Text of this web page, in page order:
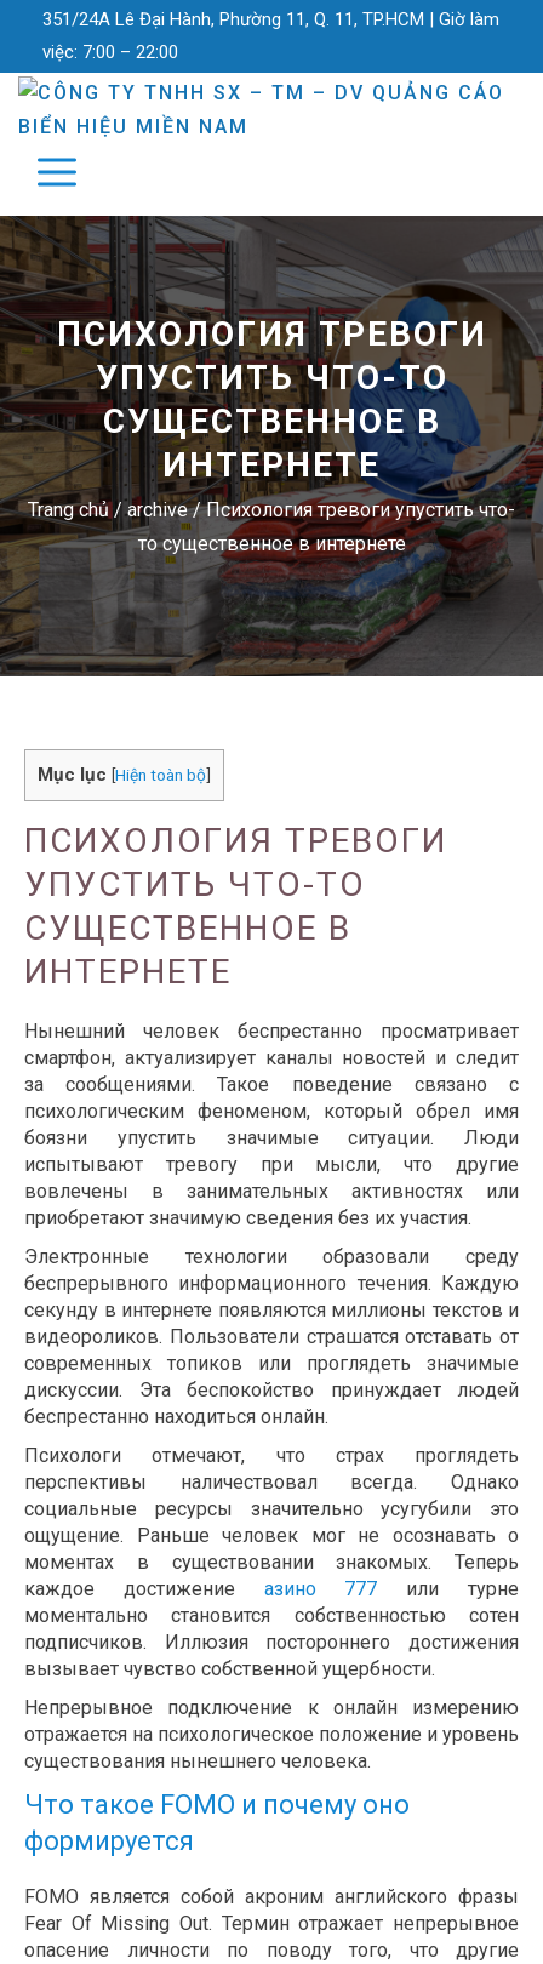
351/24A Lê Đại Hành, Phường 11, Q. 11, TP.HCM | Giờ làm
việc: 7:00 – 22:00
ПСИХОЛОГИЯ ТРЕВОГИ
УПУСТИТЬ ЧТО-ТО
СУЩЕСТВЕННОЕ В
ИНТЕРНЕТЕ
Trang chủ/archive/Психология тревоги упустить что-
то существенное в интернете
Mục lục [Hiện toàn bộ]
ПСИХОЛОГИЯ ТРЕВОГИ
УПУСТИТЬ ЧТО-ТО
СУЩЕСТВЕННОЕ В
ИНТЕРНЕТЕ
Нынешний человек беспрестанно просматривает
смартфон, актуализирует каналы новостей и следит
за сообщениями. Такое поведение связано с
психологическим феноменом, который обрел имя
боязни упустить значимые ситуации. Люди
испытывают тревогу при мысли, что другие
вовлечены в занимательных активностях или
приобретают значимую сведения без их участия.
Электронные технологии образовали среду
беспрерывного информационного течения. Каждую
секунду в интернете появляются миллионы текстов и
видеороликов. Пользователи страшатся отставать от
современных топиков или проглядеть значимые
дискуссии. Эта беспокойство принуждает людей
беспрестанно находиться онлайн.
Психологи отмечают, что страх проглядеть
перспективы наличествовал всегда. Однако
социальные ресурсы значительно усугубили это
ощущение. Раньше человек мог не осознавать о
моментах в существовании знакомых. Теперь
каждое достижение азино 777 или турне
моментально становится собственностью сотен
подписчиков. Иллюзия постороннего достижения
вызывает чувство собственной ущербности.
Непрерывное подключение к онлайн измерению
отражается на психологическое положение и уровень
существования нынешнего человека.
Что такое FOMO и почему оно
формируется
FOMO является собой акроним английского фразы
Fear Of Missing Out. Термин отражает непрерывное
опасение личности по поводу того, что другие